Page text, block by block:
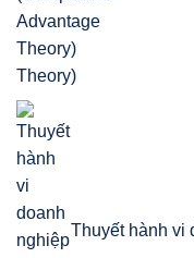
Theory)
Thuyết hành vi